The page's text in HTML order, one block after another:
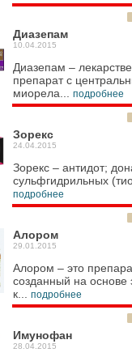
Диазепам
10.04.2015
Диазепам –
препарат с
миорела... подробнее
Зорекс
24.04.2015
Зорекс – антидот;
сульфгидрильных
подробнее
Алором
29.01.2015
Алором – это
созданный на основе
к... подробнее
Имунофан
28.04.2015